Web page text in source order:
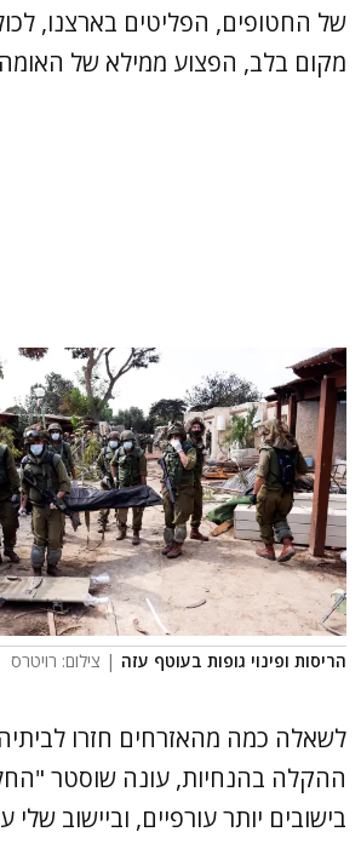
של החטופים, הפליטים בארצנו,
מקום בלב, הפצוע ממילא של
הריסות ופינוי גופות בעוטף עזה | צילום: רויטרס
לשאלה כמה מהאזרחים חזרו
בישובים יותר עורפיים, וביישוב